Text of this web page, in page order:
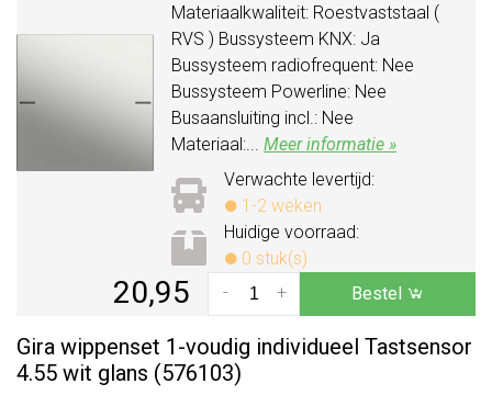
Materiaalkwaliteit: Roestvaststaal (
RVS ) Bussysteem KNX: Ja
Bussysteem radiofrequent: Nee
Bussysteem Powerline: Nee
Busaansluiting incl.: Nee
Materiaal:... Meer informatie »
Verwachte levertijd:
1-2 weken
Huidige voorraad:
0 stuk(s)
20,95 +
- Bestel
Gira wippenset 1-voudig individueel Tastsensor
4.55 wit glans (576103)